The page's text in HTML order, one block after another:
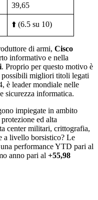
39,65
⬆️ (6.5 su 10)
di armi, Cisco
informativo e nella
. Proprio per questo motivo è
possibili migliori titoli legati
è leader mondiale nelle
sicurezza informatica.
impiegate in ambito
ed alta
center militari, crittografia,
a livello borsistico? Le
performance YTD pari al
anno pari al +55,98